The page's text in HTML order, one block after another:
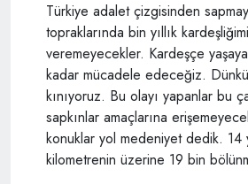
Türkiye adalet çizgisinden
topraklarında bin yıllık
veremeyecekler. Kardeşçe
kadar mücadele edeceğiz.
kınıyoruz. Bu olayı yapanlar bu
sapkınlar amaçlarına
konuklar yol medeniyet dedik. 14
kilometrenin üzerine 19 bin